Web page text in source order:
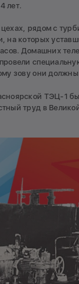
лет.
рядом с
на которых
Домашних
зову они
ТЭЦ-1
труд в